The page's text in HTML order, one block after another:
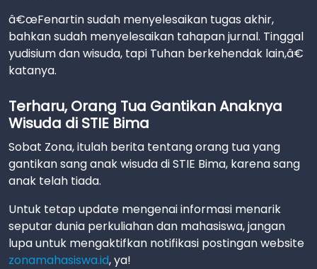
â€œFenartin sudah menyelesaikan tugas akhir,
bahkan sudah menyelesaikan tahapan jurnal. Tinggal
yudisium dan wisuda, tapi Tuhan berkehendak lain,â€
katanya.
Terharu, Orang Tua Gantikan Anaknya
Wisuda di STIE Bima
Sobat Zona, itulah berita tentang orang tua yang
gantikan sang anak wisuda di STIE Bima, karena sang
anak telah tiada.
Untuk tetap update mengenai informasi menarik
seputar dunia perkuliahan dan mahasiswa, jangan
lupa untuk mengaktifkan notifikasi postingan website
zonamahasiswa.id, ya!